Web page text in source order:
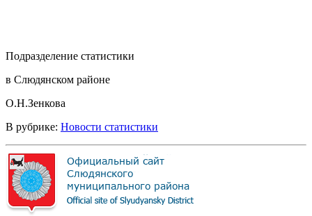
Подразделение статистики
в Слюдянском районе
О.Н.Зенкова
В рубрике: Новости статистики